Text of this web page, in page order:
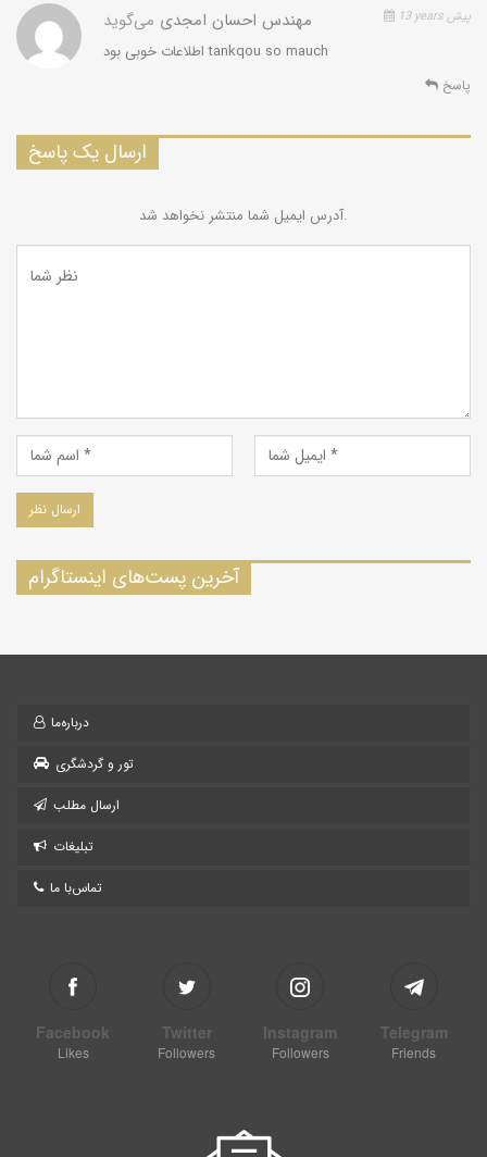
مهندس احسان امجدی می‌گوید 13 years پیش
اطلاعات خوبی بود tankqou so mauch
پاسخ
ارسال یک پاسخ
آدرس ایمیل شما منتشر نخواهد شد.
آخرین پست‌های اینستاگرام
درباره‌ما
تور و گردشگری
ارسال مطلب
تبلیغات
تماس‌با ما
Facebook
Likes
Twitter
Followers
Instagram
Followers
Telegram
Friends